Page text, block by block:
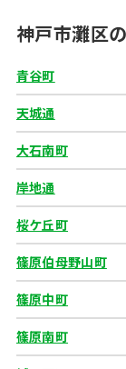
神戸市灘区
青谷町
天城通
大石南町
岸地通
桜ケ丘町
篠原伯母野山町
篠原中町
篠原南町